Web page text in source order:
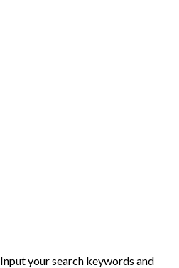
Input your search keywords and